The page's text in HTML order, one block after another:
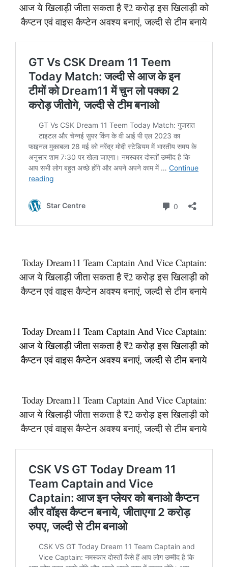
आज ये खिलाड़ी जीता सकता है ₹2 करोड़ इस खिलाड़ी को
कैप्टन एवं वाइस कैप्टेन अवश्य बनाएं, जल्दी से टीम बनाये
Today Dream11 Team Captain And Vice Captain:
आज ये खिलाड़ी जीता सकता है ₹2 करोड़ इस खिलाड़ी को
कैप्टन एवं वाइस कैप्टेन अवश्य बनाएं, जल्दी से टीम बनाये
Today Dream11 Team Captain And Vice Captain:
आज ये खिलाड़ी जीता सकता है ₹2 करोड़ इस खिलाड़ी को
कैप्टन एवं वाइस कैप्टेन अवश्य बनाएं, जल्दी से टीम बनाये
Today Dream11 Team Captain And Vice Captain:
आज ये खिलाड़ी जीता सकता है ₹2 करोड़ इस खिलाड़ी को
कैप्टन एवं वाइस कैप्टेन अवश्य बनाएं, जल्दी से टीम बनाये